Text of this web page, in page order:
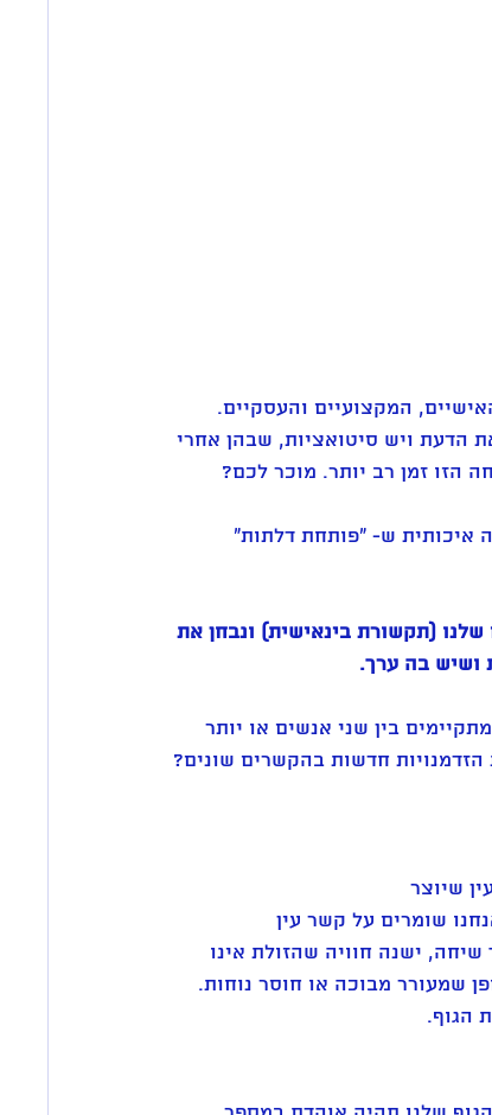
המקצועיים והעסקיים.
הדעת ויש סיטואציות, שבהן אחרי
הזו זמן רב יותר. מוכר לכם?
איכותית ש- "פותחת דלתות"
(תקשורת בינאישית) ונבחן את
ושיש בה ערך.
בין שני אנשים או יותר
חדשות בהקשרים שונים?
שיוצר
שומרים על קשר עין
ישנה חוויה שהזולת אינו
שמעורר מבוכה או חוסר נוחות.
הגוף.